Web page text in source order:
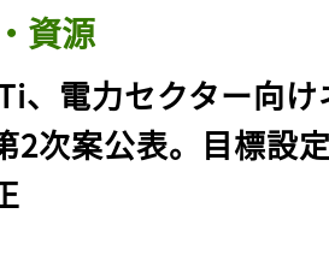
資源
、電力セクター向
2次案公表。目標設